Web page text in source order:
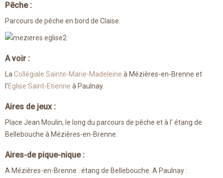
Pêche :
Parcours de pêche en bord de Claise.
A voir :
LaCollégiale Sainte-Marie-Madeleine à Mézières-en-Brenne et
l'Eglise Saint-Etienne à Paulnay.
Aires de jeux :
Place Jean Moulin, le long du parcours de pêche et à l' étang de
Bellebouche à Mézières-en-Brenne.
Aires-de pique-nique :
A Mézières-en-Brenne : étang de Bellebouche. A Paulnay :